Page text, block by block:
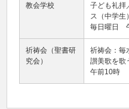
教会学校
子ども礼拝
ス（中学生
毎日曜日
祈祷会（聖書研
究会）
祈祷会：
讃美歌を歌
午前10時